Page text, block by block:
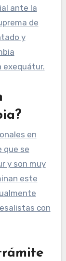
de
y
exequátur.
que se
y son muy
este
con